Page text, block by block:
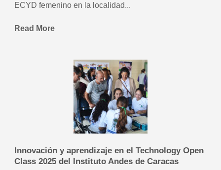
ECYD femenino en la localidad...
Read More
Innovación y aprendizaje en el Technology Open
Class 2025 del Instituto Andes de Caracas